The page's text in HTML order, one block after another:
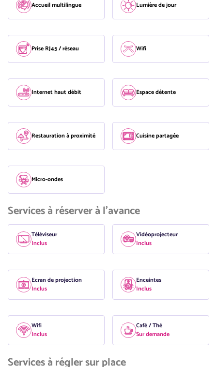
Accueil multilingue Lumière de jour
Prise RJ45 / réseau Wifi
Internet haut débit Espace détente
Restauration à proximité Cuisine partagée
Micro-ondes
Services à réserver à l'avance
Téléviseur
Inclus
Vidéoprojecteur
Inclus
Ecran de projection
Inclus
Enceintes
Inclus
Wifi
Inclus
Café / Thé
Sur demande
Services à régler sur place